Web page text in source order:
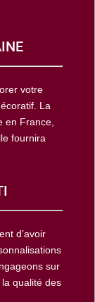
votre
La
en France,
fournira
d’avoir
sur
qualité des